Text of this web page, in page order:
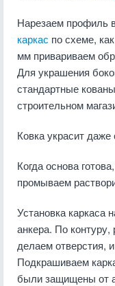
Нарезаем профиль
каркас по схеме,
мм привариваем
Для украшения
стандартные
строительном
Ковка украсит
Когда основа
промываем
Установка каркаса
анкера. По
делаем отверстия,
Подкрашиваем
были защищены от